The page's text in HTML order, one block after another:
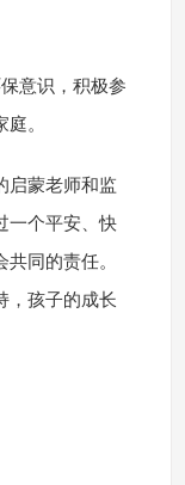
意识，积极参
。
启蒙老师和监
一个平安、快
同的责任。
，孩子的成长